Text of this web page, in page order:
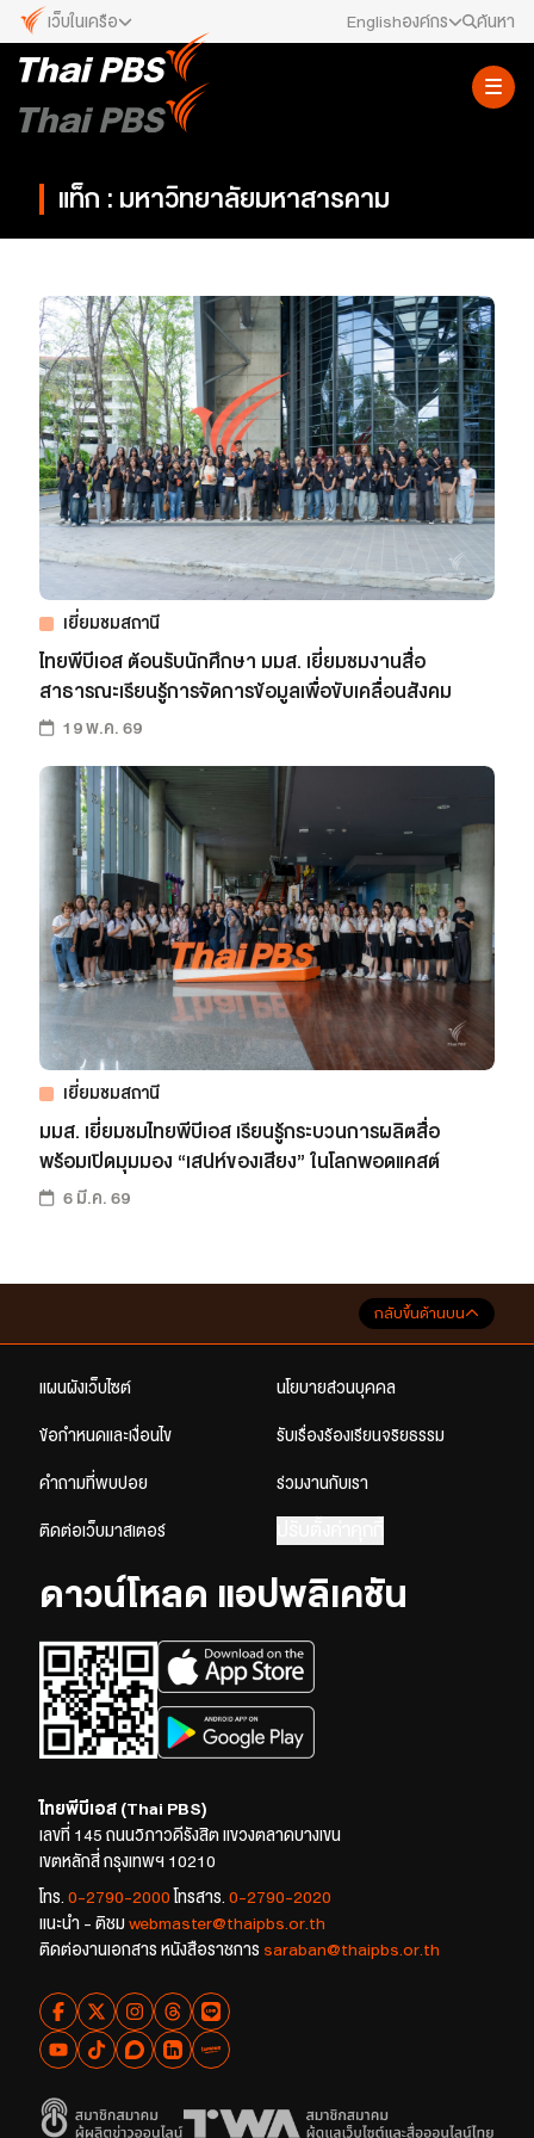
เว็บในเครือ
เว็บไซต์ในเครือ
ALTV
ทุกความสุข...ดูฟรี ไม่มีโฆษณา
Thai PBS Kids
เรื่องราวดี ๆ สำหรับครอบครัว
Thai PBS Podcast
View The World via The Voice
Thai PBS World
We Bring Thailand to The World
เว็บไซต์บริการ
C-SITE
เพราะพลังการสื่อสารอยู่ในมือคุณ
นิเวศสื่อสาธารณะท้องถิ่นคุณภาพ
Policy Watch
จับตาอนาคตประเทศไทย
The Visual
Making Data Visible
Thai PBS Verify
ตรวจสอบข่าวปลอม คัดกรองข่าวจริง
Englishองค์กร
รับเรื่องร้องเรียน
ติดต่อเรา
About Thai PBS
ค้นหา
แท็ก : มหาวิทยาลัยมหาสารคาม
เยี่ยมชมสถานี
ไทยพีบีเอส ต้อนรับนักศึกษา มมส. เยี่ยมชมงานสื่อ
สาธารณะเรียนรู้การจัดการข้อมูลเพื่อขับเคลื่อนสังคม
19 พ.ค. 69
เยี่ยมชมสถานี
มมส. เยี่ยมชมไทยพีบีเอส เรียนรู้กระบวนการผลิตสื่อ
พร้อมเปิดมุมมอง “เสน่ห์ของเสียง” ในโลกพอดแคสต์
6 มี.ค. 69
กลับขึ้นด้านบน
แผนผังเว็บไซต์ นโยบายส่วนบุคคล
ข้อกำหนดและเงื่อนไข รับเรื่องร้องเรียนจริยธรรม
คำถามที่พบบ่อย ร่วมงานกับเรา
ติดต่อเว็บมาสเตอร์
ดาวน์โหลด แอปพลิเคชัน
ไทยพีบีเอส (Thai PBS)
เลขที่ 145 ถนนวิภาวดีรังสิต แขวงตลาดบางเขน
เขตหลักสี่ กรุงเทพฯ 10210
โทร. 0-2790-2000 โทรสาร. 0-2790-2020
แนะนำ - ติชม webmaster@thaipbs.or.th
ติดต่องานเอกสาร หนังสือราชการ saraban@thaipbs.or.th